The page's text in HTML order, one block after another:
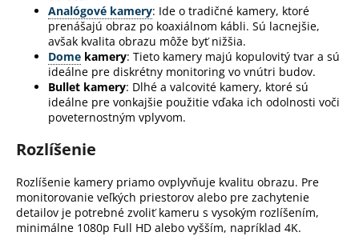
Analógové kamery: Ide o tradičné kamery, ktoré
prenášajú obraz po koaxiálnom kábli. Sú lacnejšie,
avšak kvalita obrazu môže byť nižšia.
Dome kamery: Tieto kamery majú kopulovitý tvar a sú
ideálne pre diskrétny monitoring vo vnútri budov.
Bullet kamery: Dlhé a valcovité kamery, ktoré sú
ideálne pre vonkajšie použitie vďaka ich odolnosti voči
poveternostným vplyvom.
Rozlíšenie
Rozlíšenie kamery priamo ovplyvňuje kvalitu obrazu. Pre
monitorovanie veľkých priestorov alebo pre zachytenie
detailov je potrebné zvoliť kameru s vysokým rozlíšením,
minimálne 1080p Full HD alebo vyšším, napríklad 4K.